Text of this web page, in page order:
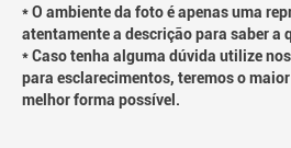
* O ambiente da foto é apenas uma
atentamente a descrição para saber a
* Caso tenha alguma dúvida utilize
para esclarecimentos, teremos o
melhor forma possível.